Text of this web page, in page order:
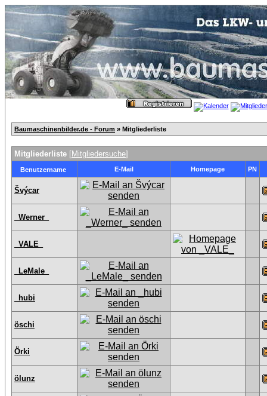
Baumaschinenbilder.de - Forum » Mitgliederliste
Mitgliederliste [Mitgliedersuche]
Benutzername E-Mail Homepage PN
Švýcar
_Werner_
_VALE_
_LeMale_
_hubi
öschi
Örki
ölunz